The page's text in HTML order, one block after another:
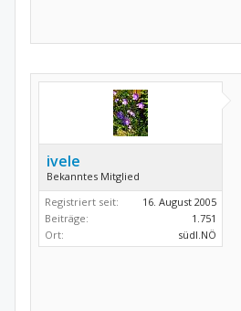
ivele
Bekanntes Mitglied
Registriert seit:
16. August 2005
Beiträge:
1.751
Ort:
südl.NÖ